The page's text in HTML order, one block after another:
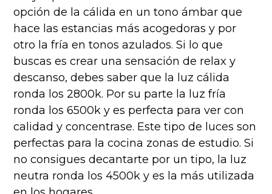
opción de la cálida en un tono ámbar que
hace las estancias más acogedoras y por
otro la fría en tonos azulados. Si lo que
buscas es crear una sensación de relax y
descanso, debes saber que la luz cálida
ronda los 2800k. Por su parte la luz fría
ronda los 6500k y es perfecta para ver con
calidad y concentrase. Este tipo de luces son
perfectas para la cocina zonas de estudio. Si
no consigues decantarte por un tipo, la luz
neutra ronda los 4500k y es la más utilizada